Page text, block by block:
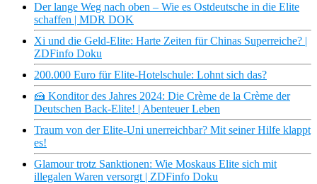
Der lange Weg nach oben – Wie es Ostdeutsche in die Elite
schaffen | MDR DOK
Xi und die Geld-Elite: Harte Zeiten für Chinas Superreiche? |
ZDFinfo Doku
200.000 Euro für Elite-Hotelschule: Lohnt sich das?
🍰 Konditor des Jahres 2024: Die Crème de la Crème der
Deutschen Back-Elite! | Abenteuer Leben
Traum von der Elite-Uni unerreichbar? Mit seiner Hilfe klappt
es!
Glamour trotz Sanktionen: Wie Moskaus Elite sich mit
illegalen Waren versorgt | ZDFinfo Doku